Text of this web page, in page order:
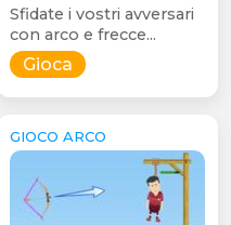
Sfidate i vostri avversari
con arco e frecce...
Gioca
GIOCO ARCO